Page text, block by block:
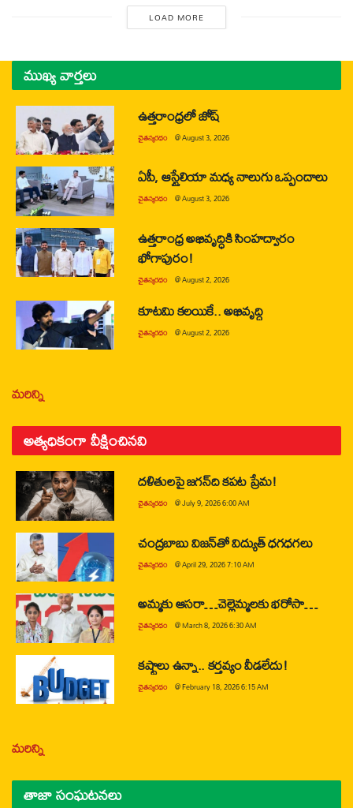
LOAD MORE
ముఖ్య వార్తలు
ఉత్తరాంధ్రలో జోష్
చైతన్యరధం @August 3, 2026
ఏపీ, ఆస్ట్రేలియా మధ్య నాలుగు ఒప్పందాలు
చైతన్యరధం @August 3, 2026
ఉత్తరాంధ్ర అభివృద్ధికి సింహద్వారం
భోగాపురం!
చైతన్యరధం @August 2, 2026
కూటమి కలయికే.. అభివృద్ధి
చైతన్యరధం @August 2, 2026
మరిన్ని
అత్యధికంగా వీక్షించినవి
దళితులపై జగన్‌ది కపట ప్రేమ!
చైతన్యరధం @July 9, 2026 6:00 AM
చంద్రబాబు విజన్‌తో విద్యుత్ ధగధగలు
చైతన్యరధం @April 29, 2026 7:10 AM
అమ్మకు ఆసరా…చెల్లెమ్మలకు భరోసా…
చైతన్యరధం @March 8, 2026 6:30 AM
కష్టాలు ఉన్నా.. కర్తవ్యం వీడలేదు!
చైతన్యరధం @February 18, 2026 6:15 AM
మరిన్ని
తాజా సంఘటనలు